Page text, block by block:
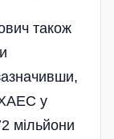
також
ХАЕС у
мільйони